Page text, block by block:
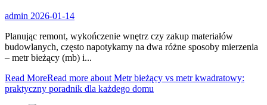
admin 2026-01-14
Planując remont, wykończenie wnętrz czy zakup materiałów
budowlanych, często napotykamy na dwa różne sposoby mierzenia
– metr bieżący (mb) i...
Read MoreRead more about Metr bieżący vs metr kwadratowy:
praktyczny poradnik dla każdego domu